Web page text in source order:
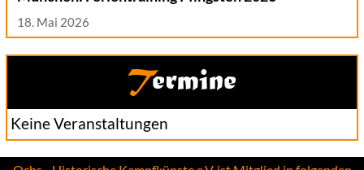
18. Mai 2026
Termine
Keine Veranstaltungen